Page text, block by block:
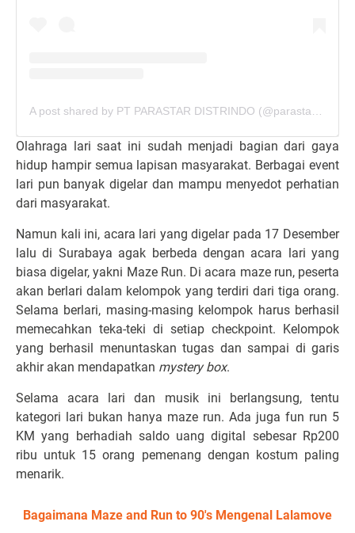
Olahraga lari saat ini sudah menjadi bagian dari gaya
hidup hampir semua lapisan masyarakat. Berbagai event
lari pun banyak digelar dan mampu menyedot perhatian
dari masyarakat.
Namun kali ini, acara lari yang digelar pada 17 Desember
lalu di Surabaya agak berbeda dengan acara lari yang
biasa digelar, yakni Maze Run. Di acara maze run, peserta
akan berlari dalam kelompok yang terdiri dari tiga orang.
Selama berlari, masing-masing kelompok harus berhasil
memecahkan teka-teki di setiap checkpoint. Kelompok
yang berhasil menuntaskan tugas dan sampai di garis
akhir akan mendapatkan mystery box.
Selama acara lari dan musik ini berlangsung, tentu
kategori lari bukan hanya maze run. Ada juga fun run 5
KM yang berhadiah saldo uang digital sebesar Rp200
ribu untuk 15 orang pemenang dengan kostum paling
menarik.
Bagaimana Maze and Run to 90's Mengenal Lalamove